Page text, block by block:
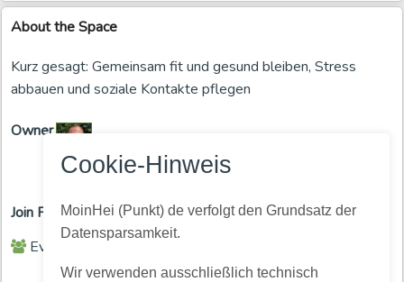
Cookie-Hinweis
MoinHei (Punkt) de verfolgt den Grundsatz der
Datensparsamkeit.
Wir verwenden ausschließlich technisch
Aboutthe Space
Kurz gesagt: Gemeinsam fit und gesund bleiben, Stress
abbauen und soziale Kontakte pflegen
Owner
Join Policy
Everyone can enter